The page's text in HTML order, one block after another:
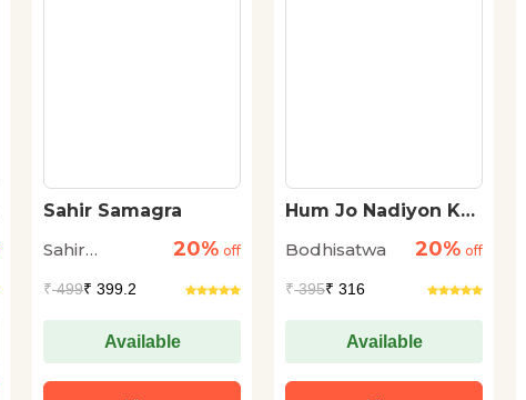
Sahir Samagra
Sahir
20% off
₹499₹ 399.2
Available
Hum Jo Nadiyon Ka
Bodhisatwa
20% off
₹395₹ 316
Available